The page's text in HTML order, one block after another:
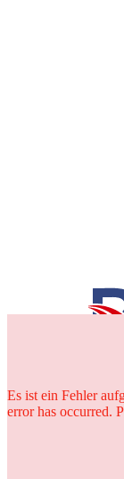
Es ist ein Fehler
error has occurred.